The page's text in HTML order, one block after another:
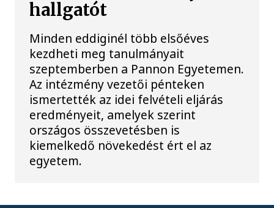
hallgatót
Minden eddiginél több elsőéves
kezdheti meg tanulmányait
szeptemberben a Pannon Egyetemen.
Az intézmény vezetői pénteken
ismertették az idei felvételi eljárás
eredményeit, amelyek szerint
országos összevetésben is
kiemelkedő növekedést ért el az
egyetem.